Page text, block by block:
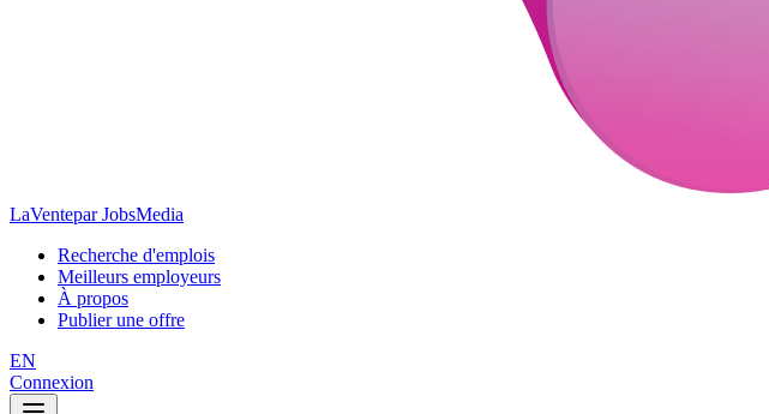
LaVentepar JobsMedia
Recherche d'emplois
Meilleurs employeurs
À propos
Publier une offre
EN
Connexion